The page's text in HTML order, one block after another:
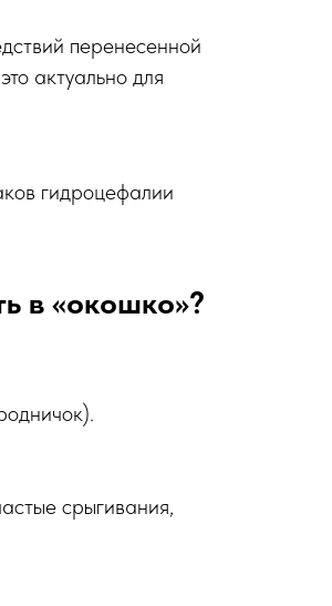
перенесенной
актуально для
гидроцефалии
в «окошко»?
срыгивания,